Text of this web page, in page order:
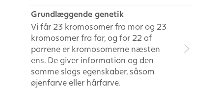
Grundlæggende genetik
Vi får 23 kromosomer fra mor og 23
kromosomer fra far, og for 22 af
parrene er kromosomerne næsten
ens. De giver information og den
samme slags egenskaber, såsom
øjenfarve eller hårfarve.